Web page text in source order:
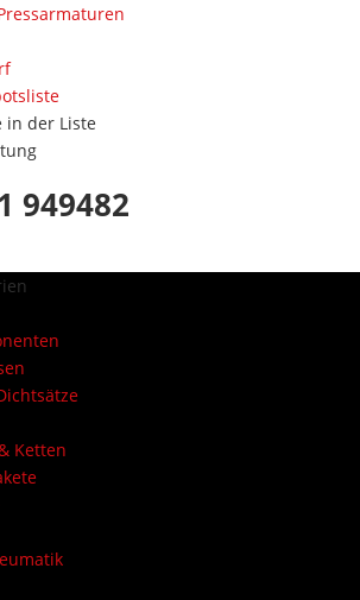
in der Liste
949482
Ketten